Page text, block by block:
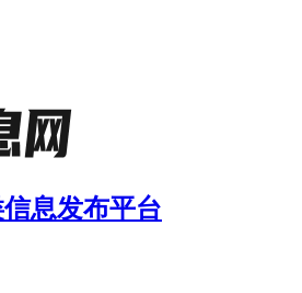
息发布平台